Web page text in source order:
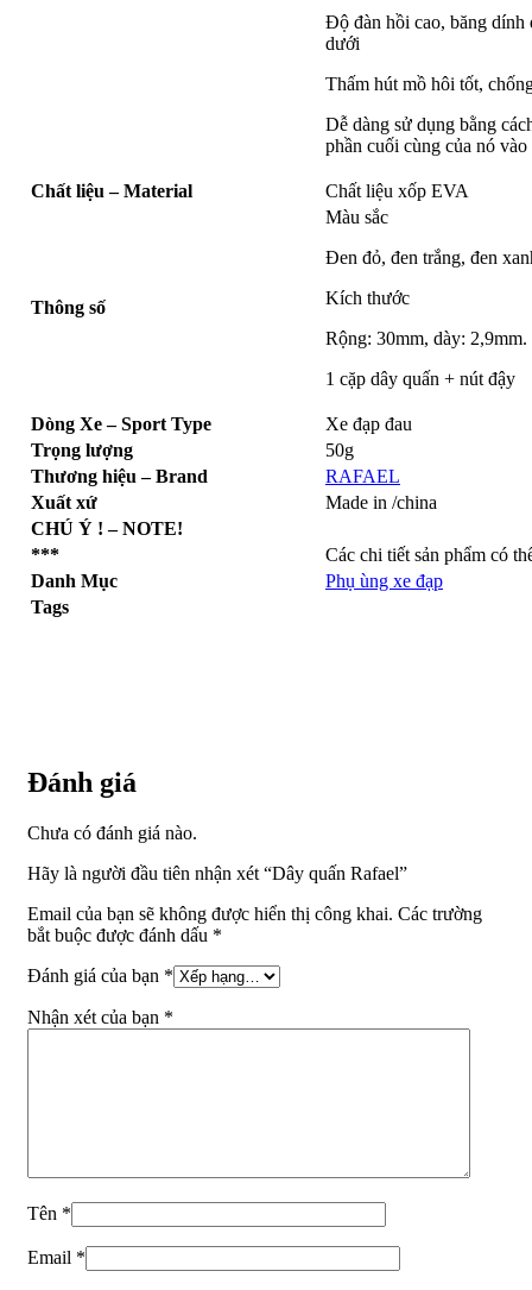
Độ đàn hồi cao, băng dính
dưới
Thấm hút mồ hôi tốt,
Dễ dàng sử dụng bằng
phần cuối cùng của nó
Chất liệu –Material Chất liệu xốp EVA
Thông số
Màu sắc
Đen đỏ, đen trắng, đen
Kích thước
Rộng: 30mm, dày: 2,9mm.
1 cặp dây quấn + nút đậy
Dòng Xe – Sport Type
Xe đạp đau
Trọng lượng
50g
Thương hiệu – Brand
RAFAEL
Xuất xứ
Made in /china
CHÚ Ý ! – NOTE!
***
Các chi tiết sản phẩm có
Danh Mục
Phụ ùng xe đạp
Tags
Đánh giá
Chưa có đánh giá nào.
Hãy là người đầu tiên nhận xét “Dây quấn Rafael”
Email của bạn sẽ không được hiển thị công khai. Các trường
bắt buộc được đánh dấu *
Đánh giá của bạn *
Nhận xét của bạn *
Tên *
Email *